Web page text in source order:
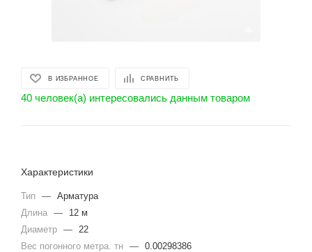
В ИЗБРАННОЕ СРАВНИТЬ
40 человек(а) интересовались данным товаром
Характеристики
Тип — Арматура
Длина —
12 м
Диаметр — 22
Вес погонного метра. тн — 0.00298386